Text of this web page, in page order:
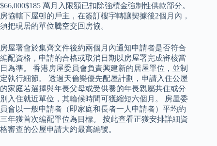
$66,000$185 萬月入限額已扣除強積金強制性供款部分。
房協轄下屋邨的戶主，在簽訂樓宇轉讓契據後2個月內，
須把現居的單位騰空交回房協。
房屋署會於集齊文件後約兩個月內通知申請者是否符合
編配資格，申請的合格或取消日期以房屋署完成審核當
日為準。 香港房屋委員會負責興建新的居屋單位，並制
定執行細節。 透過天倫樂優先配屋計劃，申請入住公屋
的家庭若選擇與年長父母或受供養的年長親屬共住或分
別入住就近單位，其輪候時間可獲縮短六個月。 房屋委
員會以一般申請者（即家庭和長者一人申請者）平均約
三年獲首次編配單位為目標。 按此查看正獲安排詳細資
格審查的公屋申請大約最高編號。